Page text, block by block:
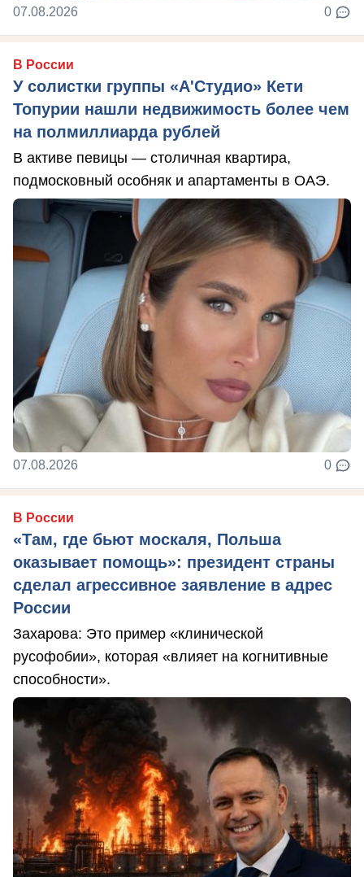
07.08.2026 0
В России
У солистки группы «А'Студио» Кети
Топурии нашли недвижимость более чем
на полмиллиарда рублей
В активе певицы — столичная квартира,
подмосковный особняк и апартаменты в ОАЭ.
07.08.2026 0
В России
«Там, где бьют москаля, Польша
оказывает помощь»: президент страны
сделал агрессивное заявление в адрес
России
Захарова: Это пример «клинической
русофобии», которая «влияет на когнитивные
способности».